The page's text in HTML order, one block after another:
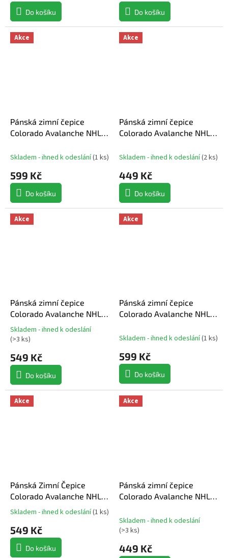
Do košíku Do košíku
Akce
Pánská zimní čepice
Colorado Avalanche NHL
Cuffed Beanie
Skladem - ihned k odeslání(1 ks)
599 Kč
Do košíku
Akce
Pánská zimní čepice
Colorado Avalanche NHL
Skladem - ihned k odeslání(2 ks)
449 Kč
Do košíku
Akce
Pánská zimní čepice
Colorado Avalanche NHL
Haymaker '47 CUFF KNIT
Průměrné
hodnocení
produktu
je
5,0
z
5
hvězdiček.
Skladem - ihned k odeslání
(>3 ks)
549 Kč
Do košíku
Akce
Pánská zimní čepice
Colorado Avalanche NHL
Skladem - ihned k odeslání(1 ks)
599 Kč
Do košíku
Akce
Pánská Zimní Čepice
Colorado Avalanche NHL
Nep Knit
Průměrné
produktu
je
5,0
Skladem - ihned k odeslání(1 ks)
549 Kč
Do košíku
Akce
Pánská zimní čepice
Colorado Avalanche NHL
Skladem - ihned k odeslání
(>3 ks)
449 Kč